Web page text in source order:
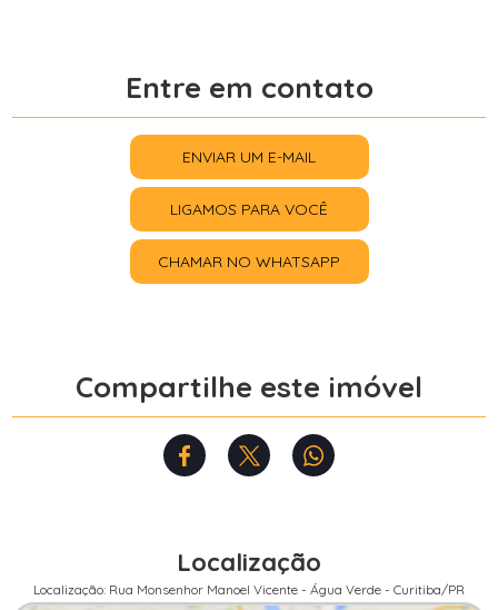
Entre em contato
ENVIAR UM E-MAIL
LIGAMOS PARA VOCÊ
CHAMAR NO WHATSAPP
Compartilhe este imóvel
Localização
Localização: Rua Monsenhor Manoel Vicente - Água Verde - Curitiba/PR